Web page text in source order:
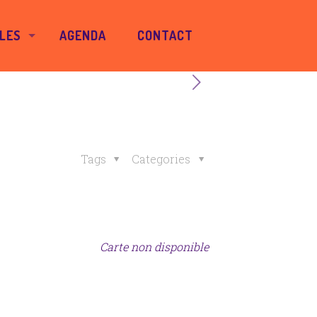
AGENDA CONTACT
Categories
Tags
Carte non disponible